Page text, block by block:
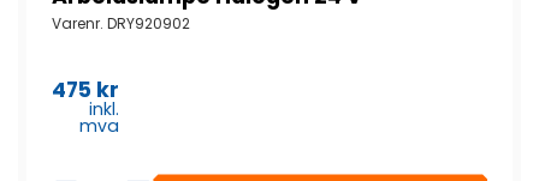
Varenr. DRY920902
475 kr
inkl.
mva